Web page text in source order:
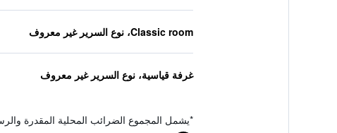
Classic room، نوع السرير غير معروف
غرفة قياسية، نوع السرير غير معروف
*يشمل المجموع الضرائب المحلية المقدرة